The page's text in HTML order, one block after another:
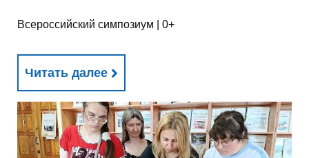
Всероссийский симпозиум | 0+
Читать далее